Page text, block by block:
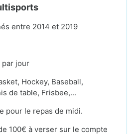
entre 2014 et 2019
par jour
Hockey, Baseball,
de table, Frisbee,...
pour le repas de midi.
100€ à verser sur le compte